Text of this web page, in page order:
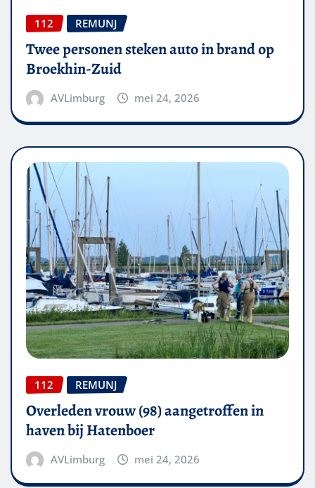
112 REMUNJ
Twee personen steken auto in brand op
Broekhin-Zuid
AVLimburg mei 24, 2026
112 REMUNJ
Overleden vrouw (98) aangetroffen in
haven bij Hatenboer
AVLimburg mei 24, 2026